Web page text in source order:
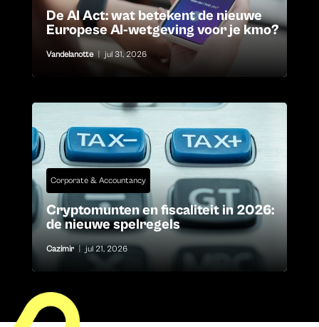
De AI Act: wat betekent de nieuwe
Europese AI-wetgeving voor je kmo?
Vandelanotte jul 31, 2026
Corporate & Accountancy
Cryptomunten en fiscaliteit in 2026:
de nieuwe spelregels
Cazimir jul 21, 2026